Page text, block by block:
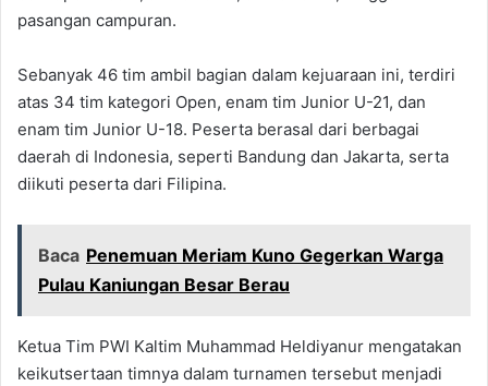
pasangan campuran.
Sebanyak 46 tim ambil bagian dalam kejuaraan ini, terdiri
atas 34 tim kategori Open, enam tim Junior U-21, dan
enam tim Junior U-18. Peserta berasal dari berbagai
daerah di Indonesia, seperti Bandung dan Jakarta, serta
diikuti peserta dari Filipina.
Baca Penemuan Meriam Kuno Gegerkan Warga
Pulau Kaniungan Besar Berau
Ketua Tim PWI Kaltim Muhammad Heldiyanur mengatakan
keikutsertaan timnya dalam turnamen tersebut menjadi